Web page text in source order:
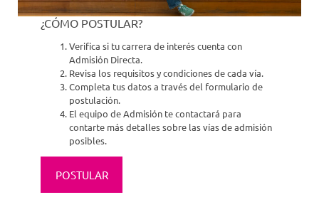
¿CÓMO POSTULAR?
Verifica si tu carrera de interés cuenta con
Admisión Directa.
Revisa los requisitos y condiciones de cada vía.
Completa tus datos a través del formulario de
postulación.
El equipo de Admisión te contactará para
contarte más detalles sobre las vías de admisión
posibles.
POSTULAR